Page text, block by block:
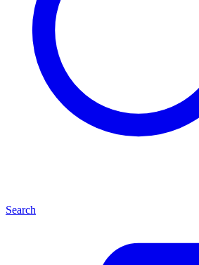
Search